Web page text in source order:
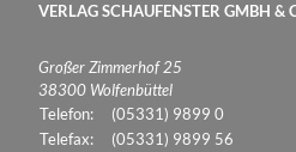
VERLAG SCHAUFENSTER GMBH &
Großer Zimmerhof 25
38300 Wolfenbüttel
Telefon:
(05331) 9899 0
Telefax:
(05331) 9899 56